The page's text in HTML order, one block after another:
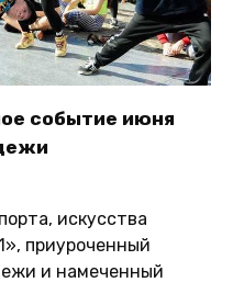
событие июня
искусства
приуроченный
и намеченный